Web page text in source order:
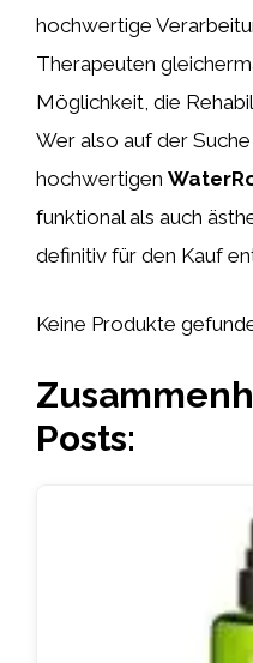
hochwertige
Therapeuten
Möglichkeit, die
Wer also auf der
hochwertigen
funktional als auch
definitiv für den Kauf
Keine Produkte
Posts: